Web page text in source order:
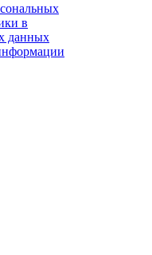
в
данных